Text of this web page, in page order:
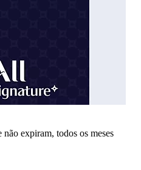
expiram, todos os meses